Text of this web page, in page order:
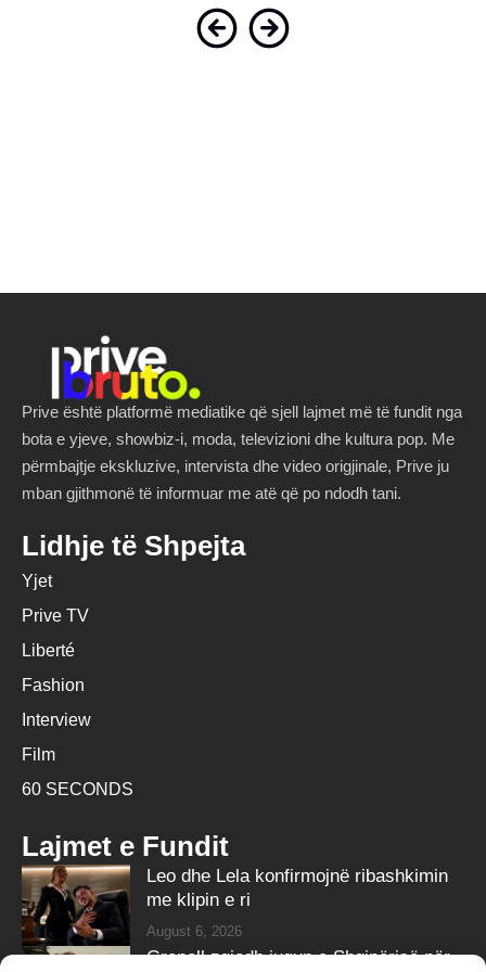
Prive është platformë mediatike që sjell lajmet më të fundit nga
bota e yjeve, showbiz-i, moda, televizioni dhe kultura pop. Me
përmbajtje ekskluzive, intervista dhe video origjinale, Prive ju
mban gjithmonë të informuar me atë që po ndodh tani.
Lidhje të Shpejta
Yjet
Prive TV
Liberté
Fashion
Interview
Film
60 SECONDS
Lajmet e Fundit
Leo dhe Lela konfirmojnë ribashkimin
me klipin e ri
August 6, 2026
Grenell zgjedh jugun e Shqipërisë për